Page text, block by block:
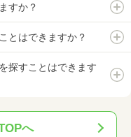
すか？
とはできますか？
探すことはできます
へ